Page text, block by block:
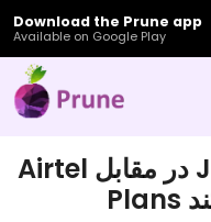
Download the Prune app
Available on Google Play
Airtel در مقابل Jio vs Vi: New Prepay